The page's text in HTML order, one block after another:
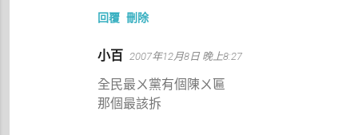
回覆 刪除
小百 2007年12月8日 晚上8:27
全民最ㄨ黨有個陳ㄨ匾
那個最該拆